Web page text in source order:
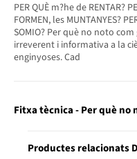
PER QUÈ m?he de RENTAR?
FORMEN, les MUNTANYES?
SOMIO? Per què no noto
irreverent i informativa a la
enginyoses. Cad
Fitxa tècnica - Per què no
Productes relacionats